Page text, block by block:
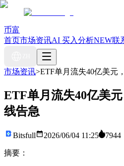
币富
首页市场资讯AI 买入分析NEW联
市场资讯>ETF单月流失40亿美元
ETF单月流失40亿美
线告急
Bitsfull 2026/06/04 11:25 7944
摘要：